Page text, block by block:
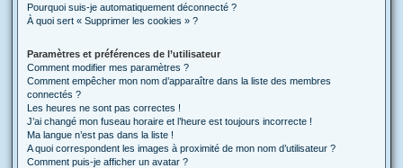
Pourquoi suis-je automatiquement déconnecté ?
À quoi sert « Supprimer les cookies » ?
Paramètres et préférences de l’utilisateur
Comment modifier mes paramètres ?
Comment empêcher mon nom d’apparaître dans la liste des membres
connectés ?
Les heures ne sont pas correctes !
J’ai changé mon fuseau horaire et l’heure est toujours incorrecte !
Ma langue n’est pas dans la liste !
A quoi correspondent les images à proximité de mon nom d’utilisateur ?
Comment puis-je afficher un avatar ?